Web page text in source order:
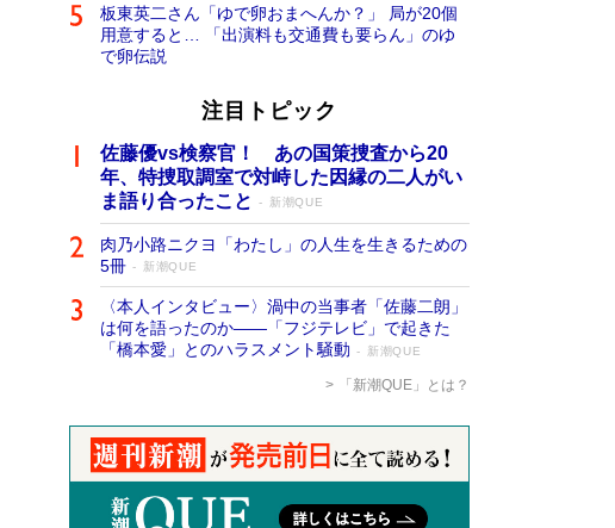
板東英二さん「ゆで卵おまへんか？」 局が20個
用意すると… 「出演料も交通費も要らん」のゆ
で卵伝説
注目トピック
佐藤優vs検察官！ あの国策捜査から20
年、特捜取調室で対峙した因縁の二人がい
ま語り合ったこと
新潮QUE
肉乃小路ニクヨ「わたし」の人生を生きるための
5冊
新潮QUE
〈本人インタビュー〉渦中の当事者「佐藤二朗」
は何を語ったのか――「フジテレビ」で起きた
「橋本愛」とのハラスメント騒動
新潮QUE
「新潮QUE」とは？